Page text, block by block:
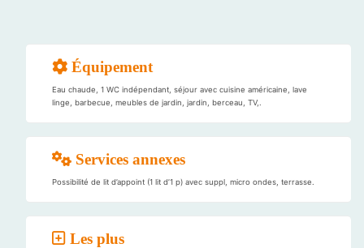
Équipement
Eau chaude, 1 WC indépendant, séjour avec cuisine américaine, lave
linge, barbecue, meubles de jardin, jardin, berceau, TV,.
Services annexes
Possibilité de lit d’appoint (1 lit d’1 p) avec suppl, micro ondes, terrasse.
Les plus